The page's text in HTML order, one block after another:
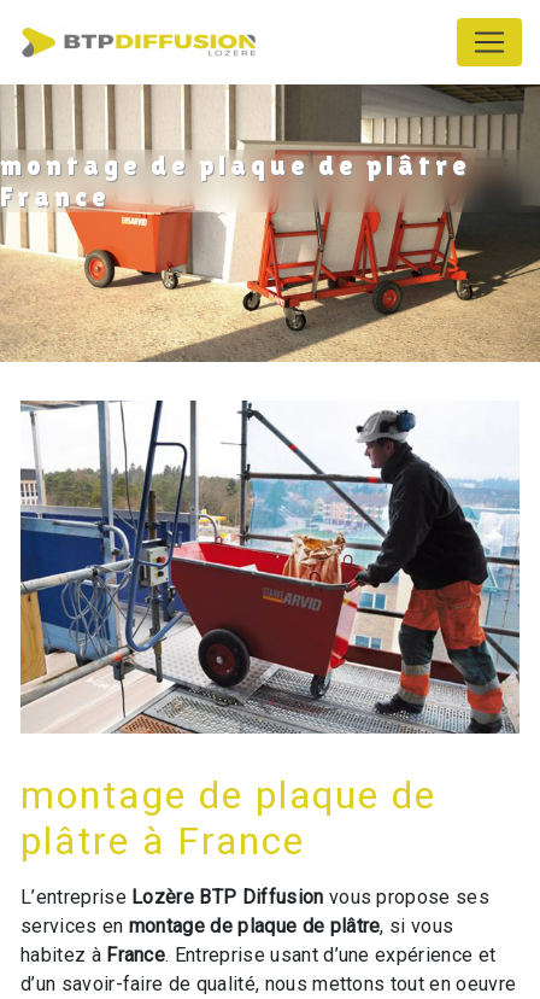
montage de plaque de plâtre
France
montage de plaque de
plâtre à France
L’entreprise Lozère BTP Diffusion vous propose ses
services en montage de plaque de plâtre, si vous
habitez à France. Entreprise usant d’une expérience et
d’un savoir-faire de qualité, nous mettons tout en oeuvre